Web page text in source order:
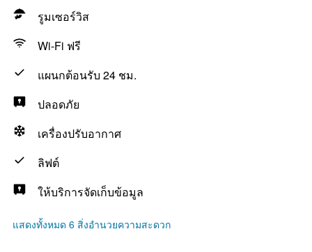
รูมเซอร์วิส
Wi-Fi ฟรี
แผนกต้อนรับ 24 ชม.
ปลอดภัย
เครื่องปรับอากาศ
ลิฟต์
ให้บริการจัดเก็บข้อมูล
แสดงทั้งหมด 6 สิ่งอำนวยความสะดวก